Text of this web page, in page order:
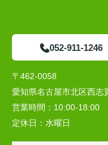
052-911-1246
〒462-0058
愛知県名古屋市北区西志
営業時間： 10:00‐18:00
定休日： 水曜日